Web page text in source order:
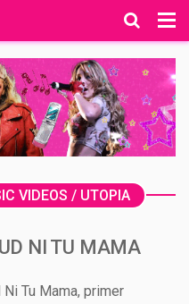
VIDEOS / UTOPIA
NI TU MAMA
Tu Mama, primer